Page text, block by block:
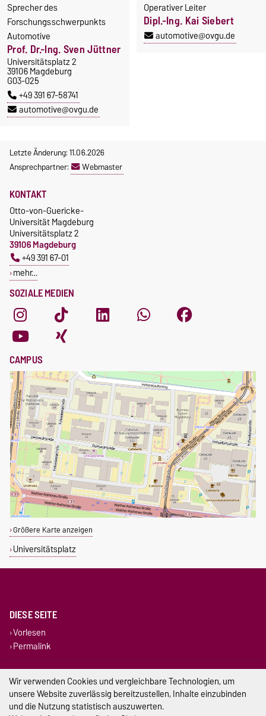
Sprecher des
Forschungsschwerpunkts
Automotive
Prof. Dr.-Ing. Sven Jüttner
Universitätsplatz 2
39106 Magdeburg
G03-025
+49 391 67-58741
automotive@ovgu.de
Operativer Leiter
Dipl.-Ing. Kai Siebert
automotive@ovgu.de
Letzte Änderung: 11.06.2026
Ansprechpartner:
Webmaster
SOZIALE MEDIEN
KONTAKT
Otto-von-Guericke-
Universität Magdeburg
Universitätsplatz 2
39106 Magdeburg
+49 391 67-01
mehr…
CAMPUS
Größere Karte anzeigen
Universitätsplatz
DIESE SEITE
Vorlesen
Permalink
Impressum
Datenschutz
Wir verwenden Cookies und vergleichbare Technologien, um
unsere Website zuverlässig bereitzustellen, Inhalte einzubinden
und die Nutzung statistisch auszuwerten.